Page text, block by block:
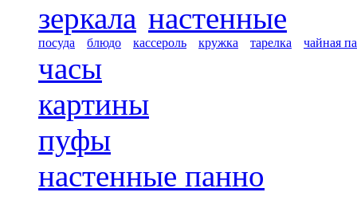
зеркала настенные
посуда блюдо кассероль кружка тарелка чайная
часы
картины
пуфы
настенные панно